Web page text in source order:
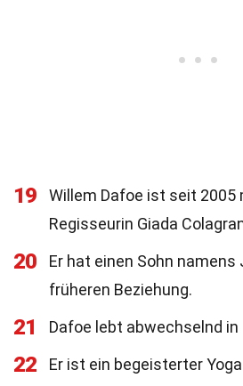
19
Willem Dafoe ist seit
Regisseurin Giada
20
Er hat einen Sohn namens
früheren Beziehung.
21 Dafoe lebt abwechselnd in
22 Er ist ein begeisterter